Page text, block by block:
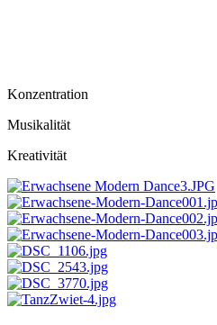
Konzentration
Musikalität
Kreativität